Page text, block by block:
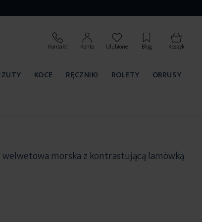
Kontakt Konto Ulubione Blog Koszyk
KOCE RĘCZNIKI ROLETY
OBRUSY
welwetowa morska z kontrastującą lamówką